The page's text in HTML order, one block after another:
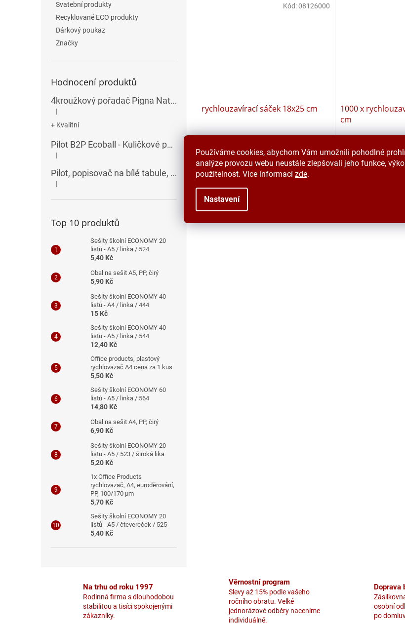
Používáme cookies, abychom Vám umožnili pohodlné
analýze provozu webu neustále zlepšovali jeho funkce,
použitelnost. Více informací zde.
Nastavení
Svatební produkty
Recyklované ECO produkty
Dárkový poukaz
Značky
Hodnocení produktů
4kroužkový pořadač Pigna Nature Flowers - A4, 35 mm, mix motivů
Hodnocení produktu je 5 z 5 hvězdiček.
|
+ Kvalitní
Pilot B2P Ecoball - Kuličkové pero
Hodnocení produktu je 5 z 5 hvězdiček.
|
Pilot, popisovač na bílé tabule, seříznutý hrot, V-Board Master Chisel
Hodnocení produktu je 5 z 5 hvězdiček.
|
Top 10 produktů
Sešity školní ECONOMY 20
listů - A5 / linka / 524
5,40 Kč
Obal na sešit A5, PP, čirý
5,90 Kč
Sešity školní ECONOMY 40
listů - A4 / linka / 444
15 Kč
Sešity školní ECONOMY 40
listů - A5 / linka / 544
12,40 Kč
Office products, plastový
rychlovazač A4 cena za 1 kus
5,50 Kč
Sešity školní ECONOMY 60
listů - A5 / linka / 564
14,80 Kč
Obal na sešit A4, PP, čirý
6,90 Kč
Sešity školní ECONOMY 20
listů - A5 / 523 / široká lika
5,20 Kč
1x Office Products
rychlovazač, A4, euroděrování,
PP, 100/170 μm
5,70 Kč
Sešity školní ECONOMY 20
listů - A5 / čtevereček / 525
5,40 Kč
rychlouzavírací sáček 18x25 cm
76,90 Kč bez DPH
93 Kč Do košíku
Kód:08126000
1000 x
cm
71,90 Kč bez DPH
87 Kč
Na trhu od roku 1997
Rodinná firma s dlouhodobou
stabilitou a tisíci spokojenými
zákazníky.
Věrnostní program
Slevy až 15% podle vašeho
ročního obratu. Velké
jednorázové odběry naceníme
individuálně.
Doprava
osobní
po